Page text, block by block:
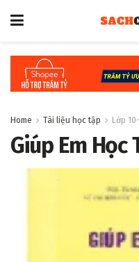
Home Tài liệu học tập Lớp
Giúp Em Học